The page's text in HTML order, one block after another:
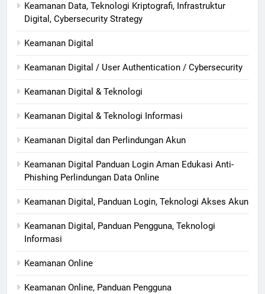
Keamanan Data, Teknologi Kriptografi, Infrastruktur
Digital, Cybersecurity Strategy
Keamanan Digital
Keamanan Digital / User Authentication / Cybersecurity
Keamanan Digital & Teknologi
Keamanan Digital & Teknologi Informasi
Keamanan Digital dan Perlindungan Akun
Keamanan Digital Panduan Login Aman Edukasi Anti-
Phishing Perlindungan Data Online
Keamanan Digital, Panduan Login, Teknologi Akses Akun
Keamanan Digital, Panduan Pengguna, Teknologi
Informasi
Keamanan Online
Keamanan Online, Panduan Pengguna